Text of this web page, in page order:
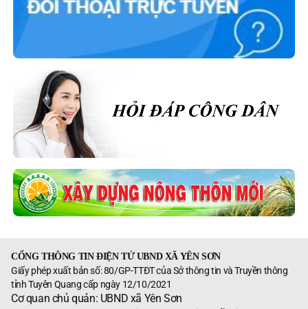
CỔNG THÔNG TIN ĐIỆN TỬ UBND XÃ YÊN SƠN
Giấy phép xuất bản số: 80/GP-TTĐT của Sở thông tin và Truyền thông
tỉnh Tuyên Quang cấp ngày 12/10/2021
Cơ quan chủ quản: UBND xã Yên Sơn